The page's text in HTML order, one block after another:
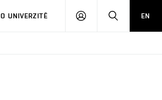
O UNIVERZITĚ
PŘIHLÁSIT HLEDATEN